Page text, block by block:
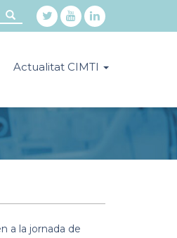
Actualitat CIMTI
a la jornada de